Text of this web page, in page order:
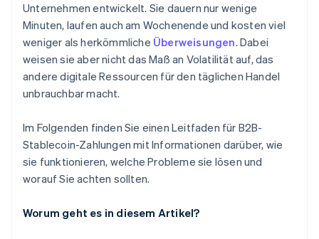
Unternehmen entwickelt. Sie dauern nur wenige
Minuten, laufen auch am Wochenende und kosten viel
weniger als herkömmliche Überweisungen. Dabei
weisen sie aber nicht das Maß an Volatilität auf, das
andere digitale Ressourcen für den täglichen Handel
unbrauchbar macht.
Im Folgenden finden Sie einen Leitfaden für B2B-
Stablecoin-Zahlungen mit Informationen darüber, wie
sie funktionieren, welche Probleme sie lösen und
worauf Sie achten sollten.
Worum geht es in diesem Artikel?